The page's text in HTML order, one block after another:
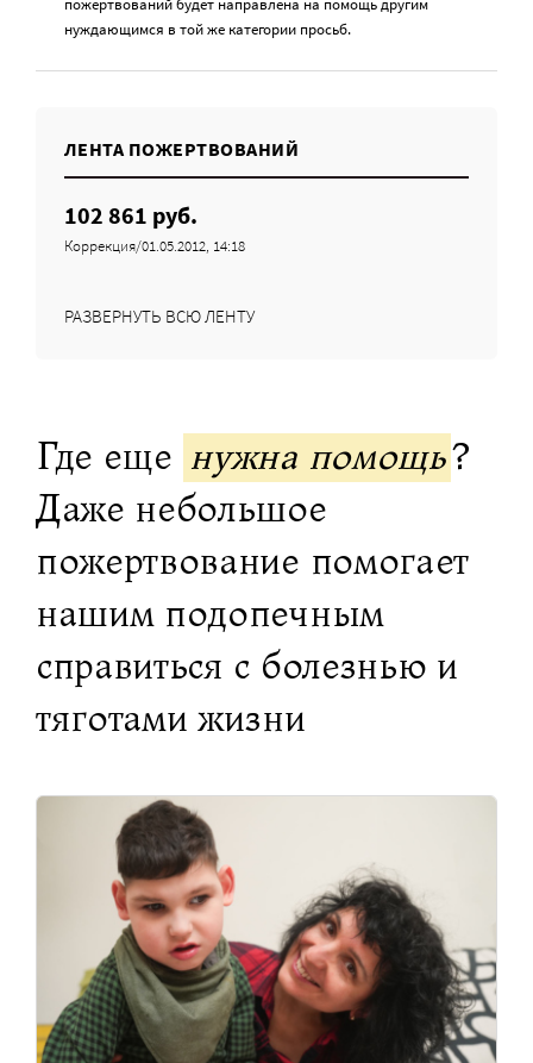
нуждающимся в той же категории просьб.
ЛЕНТА ПОЖЕРТВОВАНИЙ
102 861 руб.
Коррекция/01.05.2012, 14:18
РАЗВЕРНУТЬ ВСЮ ЛЕНТУ
Где еще нужна помощь?
Даже небольшое
пожертвование помогает
нашим подопечным
справиться с болезнью и
тяготами жизни